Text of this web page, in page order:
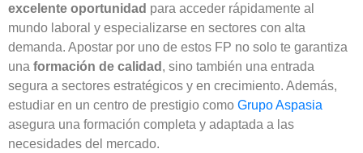
excelente oportunidad para acceder rápidamente al
mundo laboral y especializarse en sectores con alta
demanda. Apostar por uno de estos FP no solo te garantiza
una formación de calidad , sino también una entrada
segura a sectores estratégicos y en crecimiento. Además,
estudiar en un centro de prestigio como Grupo Aspasia
asegura una formación completa y adaptada a las
necesidades del mercado.